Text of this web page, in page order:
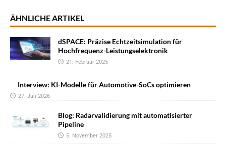
ÄHNLICHE ARTIKEL
dSPACE: Präzise Echtzeitsimulation für
Hochfrequenz-Leistungselektronik
21. Februar 2025
Interview: KI-Modelle für Automotive-SoCs optimieren
27. Juli 2026
Blog: Radarvalidierung mit automatisierter
Pipeline
5. November 2025